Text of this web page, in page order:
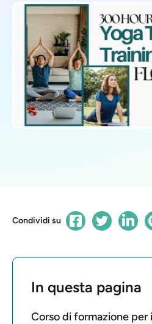
Condividi su
In questa pagina
Corso di formazione per